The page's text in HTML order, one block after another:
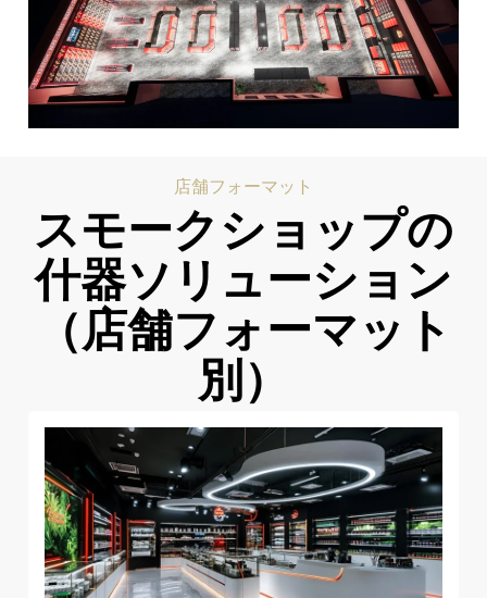
店舗フォーマット
スモークショップの
什器ソリューション
（店舗フォーマット
別）